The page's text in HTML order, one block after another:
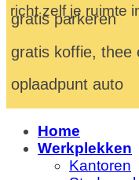
richt zelf je ruimte
gratis parkeren
gratis koffie, thee
oplaadpunt auto
Home
Werkplekken
Kantoren